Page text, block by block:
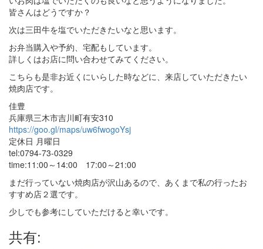
皆さんはどうですか？
次は三田牛を塩でいただきたいなと思います。
お弁当購入や予約、宅配もしています。
詳しくはお店に問い合わせてみてください。
こちらも是非お近くにいらした時などに、来店していただきたい
焼肉店です。
佳豊
兵庫県三木市吉川町有安310
https://goo.gl/maps/uw6fwogoYsj
定休日 月曜日
tel:0794-73-0329
time:11:00～14:00 17:00～21:00
まだ行っていない焼肉店が沢山あるので、あくまで私の行ったお
すすめ店２選です。
少しでも参考にしていただけると幸いです。
共有: